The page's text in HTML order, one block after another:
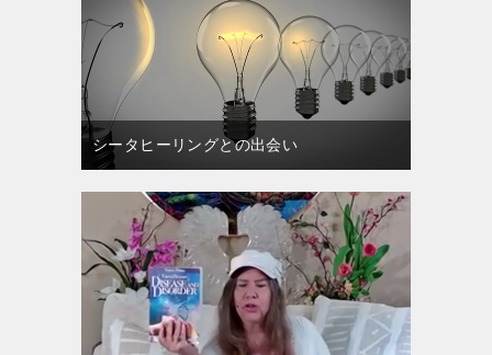
シータヒーリングとの出会い